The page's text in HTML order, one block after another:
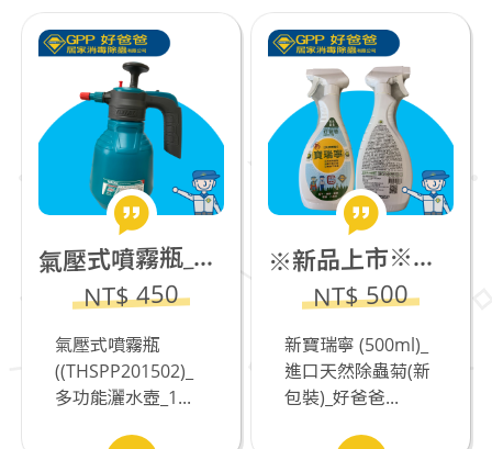
氣壓式噴霧瓶_多功能灑水壺_1.5L
NT$ 450
氣壓式噴霧瓶
((THSPP201502)_
多功能灑水壺_1...
※新品上市※新寶瑞寧 (500ml)_進口天然除蟲菊(新包裝)_若有飼養貓咪不推薦
NT$ 500
新寶瑞寧 (500ml)_
進口天然除蟲菊(新
包裝)_好爸爸...